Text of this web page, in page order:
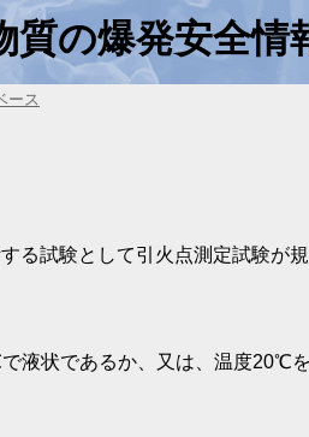
質の爆発安全情
ース
試験として引火点測定試験が
液状であるか、又は、温度20℃